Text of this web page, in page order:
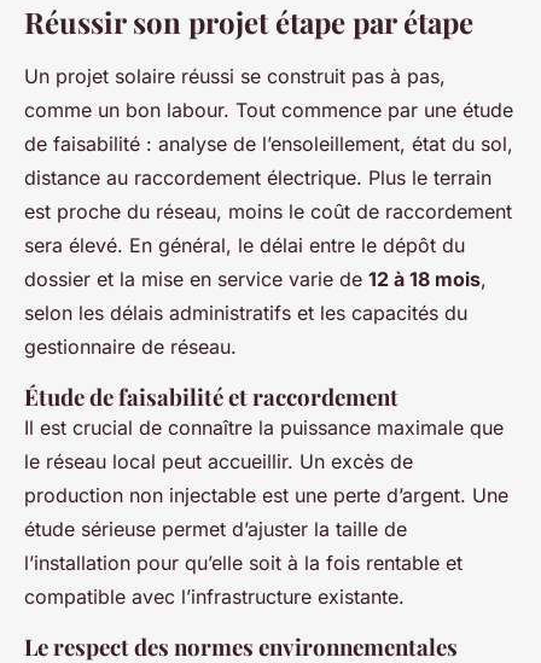
Réussir son projet étape par étape
Un projet solaire réussi se construit pas à pas,
comme un bon labour. Tout commence par une étude
de faisabilité : analyse de l’ensoleillement, état du sol,
distance au raccordement électrique. Plus le terrain
est proche du réseau, moins le coût de raccordement
sera élevé. En général, le délai entre le dépôt du
dossier et la mise en service varie de 12 à 18 mois,
selon les délais administratifs et les capacités du
gestionnaire de réseau.
Étude de faisabilité et raccordement
Il est crucial de connaître la puissance maximale que
le réseau local peut accueillir. Un excès de
production non injectable est une perte d’argent. Une
étude sérieuse permet d’ajuster la taille de
l’installation pour qu’elle soit à la fois rentable et
compatible avec l’infrastructure existante.
Le respect des normes environnementales